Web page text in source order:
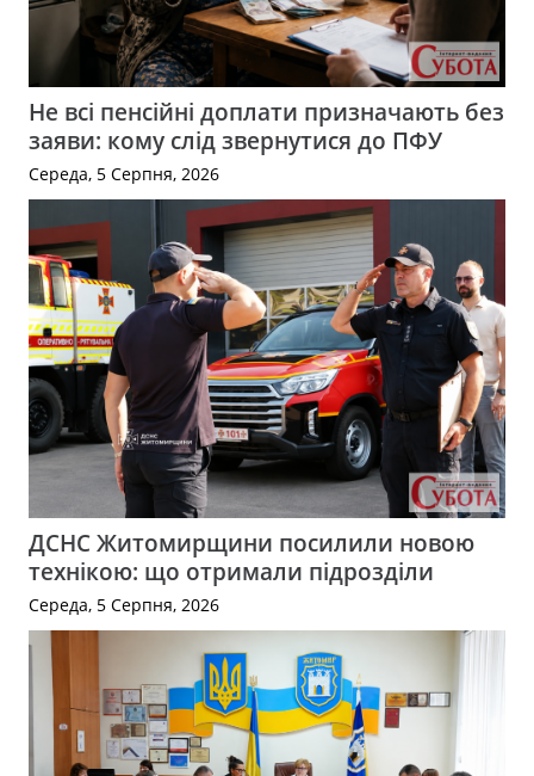
Не всі пенсійні доплати призначають без
заяви: кому слід звернутися до ПФУ
Середа, 5 Серпня, 2026
ДСНС Житомирщини посилили новою
технікою: що отримали підрозділи
Середа, 5 Серпня, 2026